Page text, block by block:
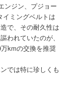
ンジン、プジョー
ミングベルトは
で、その耐久性は
われていたのが、
kmの交換を推奨
では特に珍しくも